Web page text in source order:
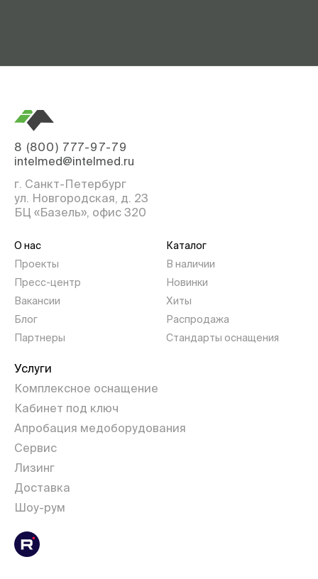
8 (800) 777-97-79
intelmed@intelmed.ru
г. Санкт-Петербург
ул. Новгородская, д. 23
БЦ «Базель», офис 320
О нас
Проекты
Пресс-центр
Вакансии
Блог
Партнеры
Каталог
В наличии
Новинки
Хиты
Распродажа
Стандарты оснащения
Услуги
Комплексное оснащение
Кабинет под ключ
Апробация медоборудования
Сервис
Лизинг
Доставка
Шоу-рум